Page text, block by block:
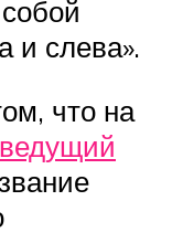
и слева».
что на